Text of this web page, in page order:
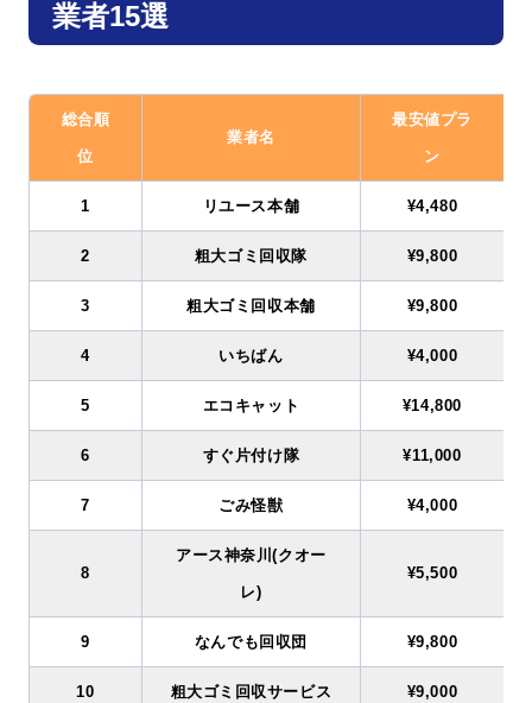
業者15選
総合順
位
業者名
最安値プラ
ン
1 リユース本舗 ¥4,480
2 粗大ゴミ回収隊 ¥9,800
3 粗大ゴミ回収本舗 ¥9,800
4 いちばん ¥4,000
5 エコキャット ¥14,800
6 すぐ片付け隊 ¥11,000
7 ごみ怪獣 ¥4,000
8
アース神奈川(クオー
レ)
¥5,500
9 なんでも回収団 ¥9,800
10 粗大ゴミ回収サービス ¥9,000